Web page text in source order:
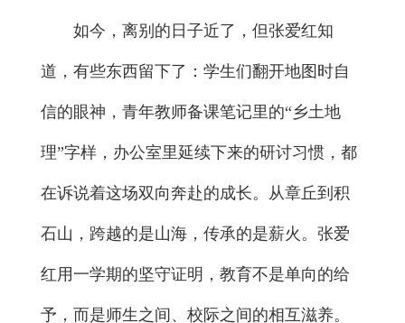
如今，离别的日子近了，但张爱红知
道，有些东西留下了：学生们翻开地图时自
信的眼神，青年教师备课笔记里的“乡土地
理”字样，办公室里延续下来的研讨习惯，都
在诉说着这场双向奔赴的成长。从章丘到积
石山，跨越的是山海，传承的是薪火。张爱
红用一学期的坚守证明，教育不是单向的给
予，而是师生之间、校际之间的相互滋养。